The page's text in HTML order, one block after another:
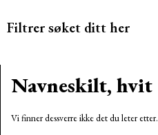
Filtrer søket ditt her
Navneskilt, hvit
Vi finner dessverre ikke det du leter etter.